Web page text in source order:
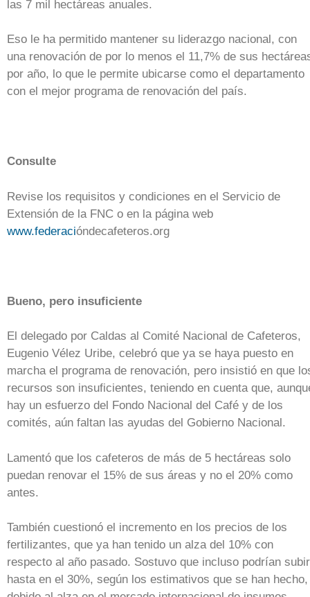
las 7 mil hectáreas anuales.
Eso le ha permitido mantener su liderazgo nacional, con
una renovación de por lo menos el 11,7% de sus
por año, lo que le permite ubicarse como el departamento
con el mejor programa de renovación del país.
Consulte
Revise los requisitos y condiciones en el Servicio de
Extensión de la FNC o en la página web
www.federacióndecafeteros.org
Bueno, pero insuficiente
El delegado por Caldas al Comité Nacional de Cafeteros,
Eugenio Vélez Uribe, celebró que ya se haya puesto en
marcha el programa de renovación, pero insistió en que
recursos son insuficientes, teniendo en cuenta que,
hay un esfuerzo del Fondo Nacional del Café y de los
comités, aún faltan las ayudas del Gobierno Nacional.
Lamentó que los cafeteros de más de 5 hectáreas solo
puedan renovar el 15% de sus áreas y no el 20% como
antes.
También cuestionó el incremento en los precios de los
fertilizantes, que ya han tenido un alza del 10% con
respecto al año pasado. Sostuvo que incluso podrían subir
hasta en el 30%, según los estimativos que se han hecho,